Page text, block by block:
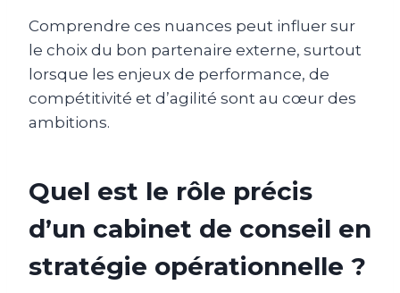
Comprendre ces nuances peut influer sur
le choix du bon partenaire externe, surtout
lorsque les enjeux de performance, de
compétitivité et d’agilité sont au cœur des
ambitions.
Quel est le rôle précis
d’un cabinet de conseil en
stratégie opérationnelle ?